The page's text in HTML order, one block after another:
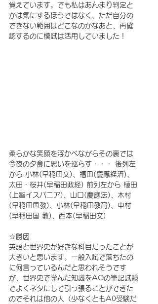
覚えています。でも私はあんまり判定と
かは気にするほうではなく、ただ自分の
できない範囲はどこなのかなあと、再確
認するのに模試は活用していました！
柔らかな笑顔を浮かべながらその裏では
今夜の夕食に思いを巡らす・・・ 後列左
から 小林(早稲田文)、福田(慶應経済)、
太田・桜井(早稲田政経) 前列左から 植田
(上智イスパニア)、山口(慶應法)、木村
(早稲田国教)、小林(早稲田教育)、中村
(早稲田国 教)、西本(早稲田文)
☆勝因
英語と世界史が好きな科目だったことが
大きいと思います。一般入試で落ちたの
に何言っているんだと思われそうです
が、世界史で学んだ知識をAOの筆記試験
でよくネタにして引っ張ることができた
のでそれは他の人（少なくともA0受験だ